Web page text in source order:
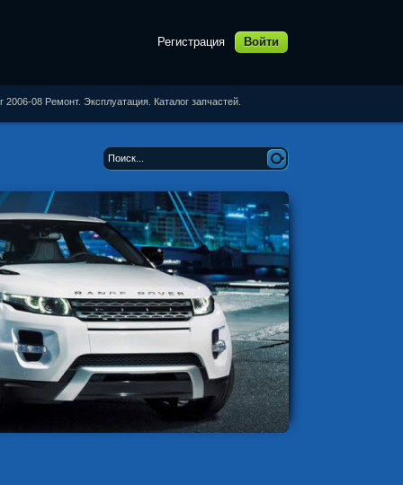
Регистрация Войти
08 Ремонт. Эксплуатация. Каталог запчастей.